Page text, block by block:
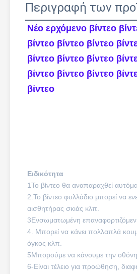
Περιγραφή των
Νέο ερχόμενο βίντεο
βίντεο βίντεο βίντεο
βίντεο βίντεο βίντεο
βίντεο βίντεο βίντεο
βίντεο
Ειδικότητα
1Το βίντεο θα αναπαραχθεί
2.Το βίντεο φυλλάδιο μπορεί να
αισθητήρας σκιάς κλπ.
3Ενσωματωμένη
4. Μπορεί να κάνει πολλαπλά
όγκος κλπ.
5Μπορούμε να κάνουμε την
6-Είναι τέλειο για προώθηση,